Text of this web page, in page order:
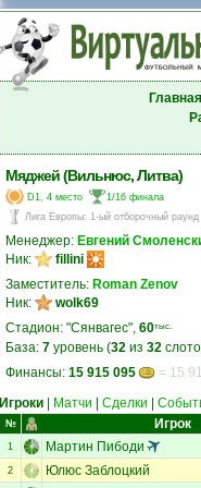
Главная
Мяджей (Вильнюс, Литва)
D1, 4 место
1/16 финала
Лига Европы: 1-ый отборочный раунд
Менеджер: Евгений
Ник:
fillini
Заместитель: Roman Zenov
Ник:
wolk69
Стадион: "Сянвагес", 60тыс.
База: 7 уровень (32 из 32
Финансы: 15 915 095 = 15
Игроки Матчи Сделки
№ Игрок
1 Мартин Пибоди
2 Юлюс Заблоцкий